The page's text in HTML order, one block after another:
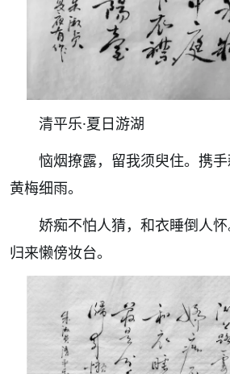
清平乐·夏日游湖
恼烟撩露，留我须臾住。携
黄梅细雨。
娇痴不怕人猜，和衣睡倒人怀
归来懒傍妆台。